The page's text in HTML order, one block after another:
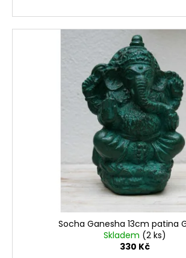
Socha Ganesha 13cm patina
Skladem (2 ks)
330 Kč